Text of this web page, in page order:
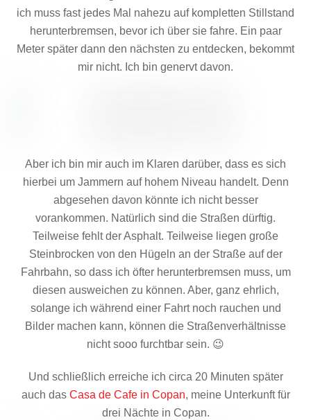
ich muss fast jedes Mal nahezu auf kompletten Stillstand
herunterbremsen, bevor ich über sie fahre. Ein paar
Meter später dann den nächsten zu entdecken, bekommt
mir nicht. Ich bin genervt davon.
Aber ich bin mir auch im Klaren darüber, dass es sich
hierbei um Jammern auf hohem Niveau handelt. Denn
abgesehen davon könnte ich nicht besser
vorankommen. Natürlich sind die Straßen dürftig.
Teilweise fehlt der Asphalt. Teilweise liegen große
Steinbrocken von den Hügeln an der Straße auf der
Fahrbahn, so dass ich öfter herunterbremsen muss, um
diesen ausweichen zu können. Aber, ganz ehrlich,
solange ich während einer Fahrt noch rauchen und
Bilder machen kann, können die Straßenverhältnisse
nicht sooo furchtbar sein. 😉
Und schließlich erreiche ich circa 20 Minuten später
auch das Casa de Cafe in Copan, meine Unterkunft für
drei Nächte in Copan.